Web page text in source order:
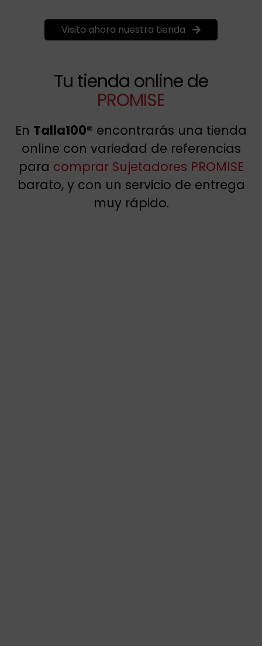
Visita ahora nuestra tienda
Tu tienda online de
PROMISE
En Talla100® encontrarás una tienda
online con variedad de referencias
para comprar Sujetadores PROMISE
barato, y con un servicio de entrega
muy rápido.